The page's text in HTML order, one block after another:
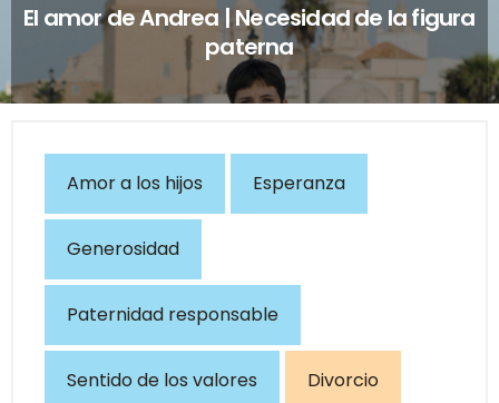
El amor de Andrea | Necesidad de la figura
paterna
Amor a los hijos Esperanza
Generosidad
Paternidad responsable
Sentido de los valores Divorcio